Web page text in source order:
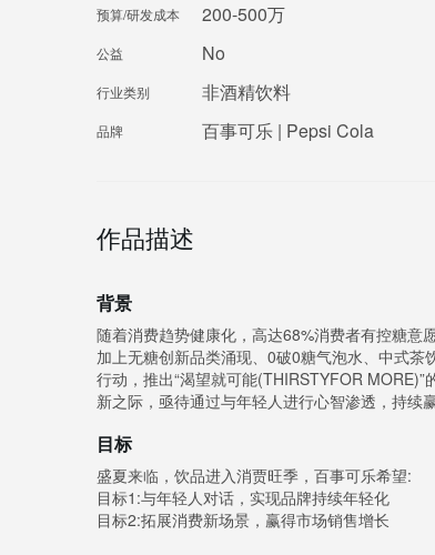
预算/研发成本 200-500万
公益 No
行业类别 非酒精饮料
品牌 百事可乐 | Pepsi Cola
作品描述
背景
随着消费趋势健康化，高达68%消费者有控糖意
加上无糖创新品类涌现、0破0糖气泡水、中式
行动，推出“渴望就可能(THIRSTYFOR
新之际，亟待通过与年轻人进行心智渗透，持续
目标
盛夏来临，饮品进入消贾旺季，百事可乐希望:
目标1:与年轻人对话，实现品牌持续年轻化
目标2:拓展消费新场景，赢得市场销售增长